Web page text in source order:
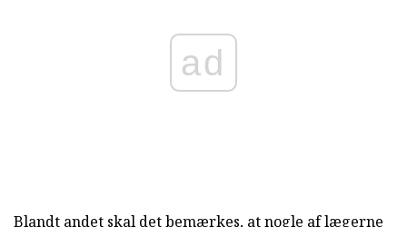
ad
Blandt andet skal det bemærkes, at nogle af lægerne